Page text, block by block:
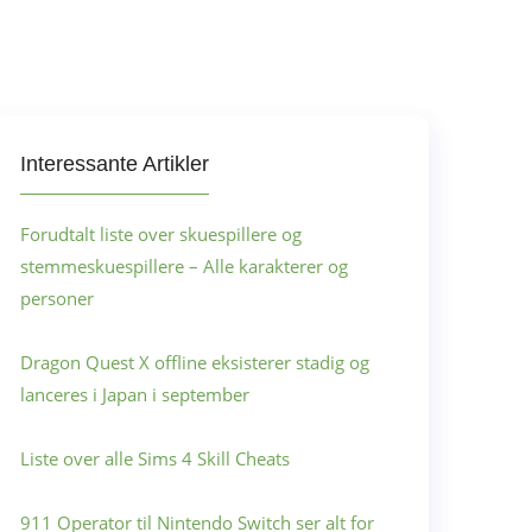
Interessante Artikler
Forudtalt liste over skuespillere og
stemmeskuespillere – Alle karakterer og
personer
Dragon Quest X offline eksisterer stadig og
lanceres i Japan i september
Liste over alle Sims 4 Skill Cheats
911 Operator til Nintendo Switch ser alt for